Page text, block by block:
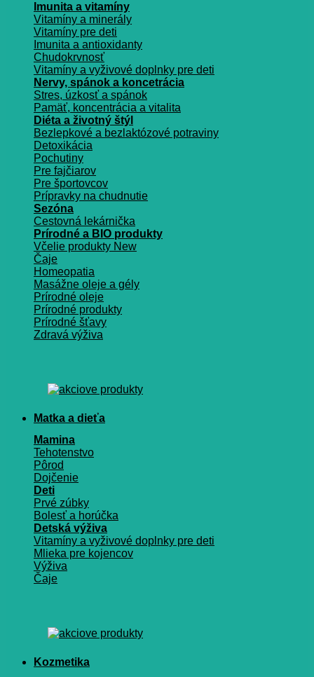
Imunita a vitamíny
Vitamíny a minerály
Vitamíny pre deti
Imunita a antioxidanty
Chudokrvnosť
Vitamíny a vyživové doplnky pre deti
Nervy, spánok a koncetrácia
Stres, úzkosť a spánok
Pamäť, koncentrácia a vitalita
Diéta a životný štýl
Bezlepkové a bezlaktózové potraviny
Detoxikácia
Pochutiny
Pre fajčiarov
Pre športovcov
Prípravky na chudnutie
Sezóna
Cestovná lekárnička
Prírodné a BIO produkty
Včelie produkty
Čaje
Homeopatia
Masážne oleje a gély
Prírodné oleje
Prírodné produkty
Prírodné šťavy
Zdravá výživa
Matka a dieťa
Mamina
Tehotenstvo
Pôrod
Dojčenie
Deti
Prvé zúbky
Bolesť a horúčka
Detská výživa
Vitamíny a vyživové doplnky pre deti
Mlieka pre kojencov
Výživa
Čaje
Kozmetika